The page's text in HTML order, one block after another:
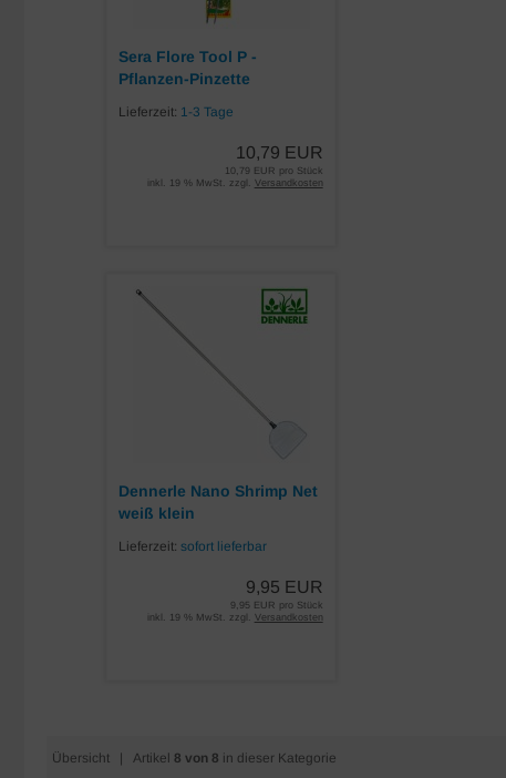
Sera Flore Tool P -
Pflanzen-Pinzette
Lieferzeit: 1-3 Tage
10,79 EUR
10,79 EUR pro Stück
inkl. 19 % MwSt. zzgl. Versandkosten
Dennerle Nano Shrimp Net
weiß klein
Lieferzeit:sofort lieferbar
9,95 EUR
9,95 EUR pro Stück
inkl. 19 % MwSt. zzgl. Versandkosten
Übersicht | Artikel 8 von 8 in dieser Kategorie